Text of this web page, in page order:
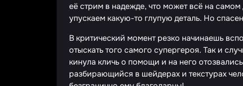
её стрим в надежде, что может всё на
упускаем какую-то глупую деталь. Но
В критический момент резко начинаешь
отыскать того самого супергероя. Так и
кинула кличь о помощи и на него
разбирающийся в шейдерах и текстурах